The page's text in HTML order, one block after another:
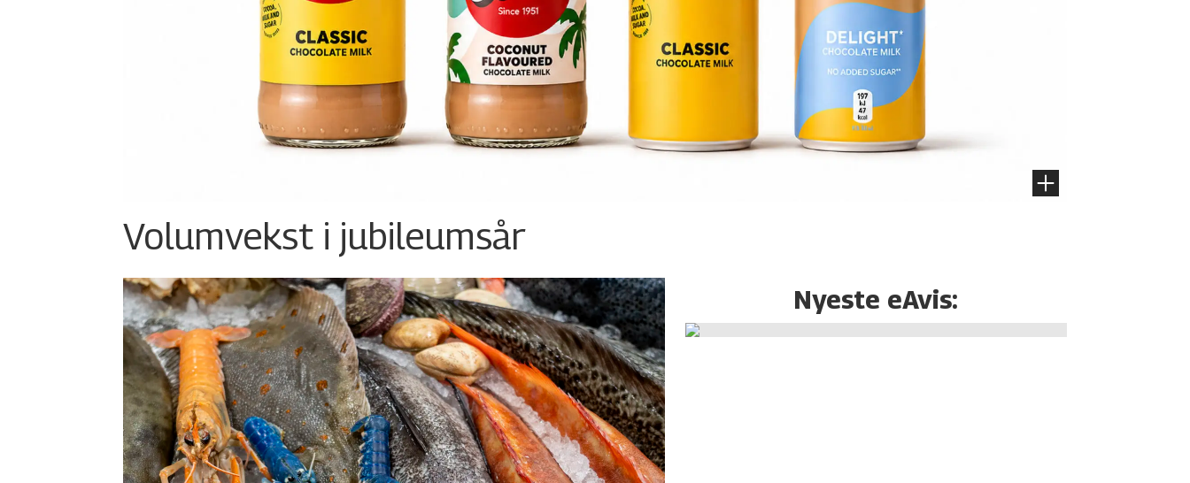
Volumvekst i jubileumsår
Nyeste eAvis: